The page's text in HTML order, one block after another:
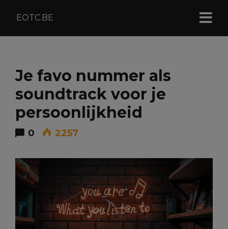
EOTC.BE
Je favo nummer als
soundtrack voor je
persoonlijkheid
0 2257